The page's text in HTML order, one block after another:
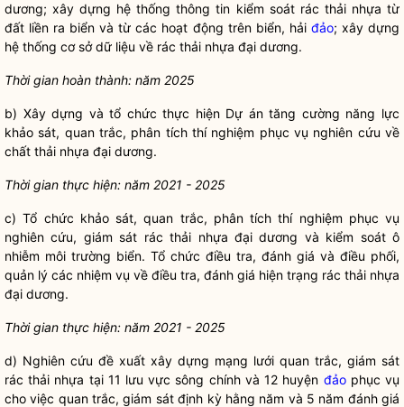
dương; xây dựng hệ thống thông tin kiểm soát rác thải nhựa từ
đất liền ra biển và từ các hoạt động trên biển, hải đảo; xây dựng
hệ thống cơ sở dữ liệu về rác thải nhựa đại dương.
Thời gian hoàn thành: năm 2025
b) Xây dựng và tổ chức thực hiện Dự án tăng cường năng lực
khảo sát, quan trắc, phân tích thí nghiệm phục vụ nghiên cứu về
chất thải nhựa đại dương.
Thời gian thực hiện: năm 2021 - 2025
c) Tổ chức khảo sát, quan trắc, phân tích thí nghiệm phục vụ
nghiên cứu, giám sát rác thải nhựa đại dương và kiểm soát ô
nhiễm môi trường biển. Tổ chức điều tra, đánh giá và điều phối,
quản lý các nhiệm vụ về điều tra, đánh giá hiện trạng rác thải nhựa
đại dương.
Thời gian thực hiện: năm 2021 - 2025
d) Nghiên cứu đề xuất xây dựng mạng lưới quan trắc, giám sát
rác thải nhựa tại 11 lưu vực sông chính và 12 huyện đảophục vụ
cho việc quan trắc, giám sát định kỳ hằng năm và 5 năm đánh giá